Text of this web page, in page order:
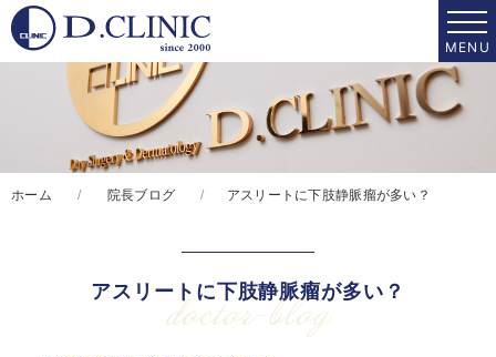
ホーム 院長ブログ アスリートに下肢静脈瘤が多い？
アスリートに下肢静脈瘤が多い？
doctor-blog